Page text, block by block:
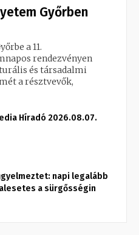
Győrben
a 11.
rendezvényen
és társadalmi
a résztvevők,
Híradó 2026.08.07.
napi legalább
a sürgősségin